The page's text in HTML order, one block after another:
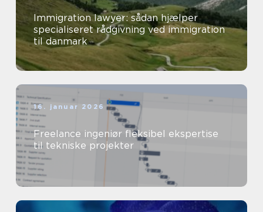
Immigration lawyer: sådan hjælper
specialiseret rådgivning ved immigration
til danmark
16. januar 2026
Freelance ingeniør fleksibel ekspertise
til tekniske projekter